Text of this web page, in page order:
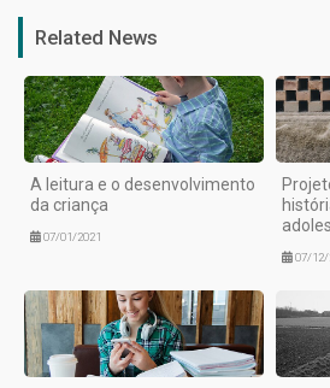
Related News
A leitura e o desenvolvimento
da criança
07/01/2021
07/12/